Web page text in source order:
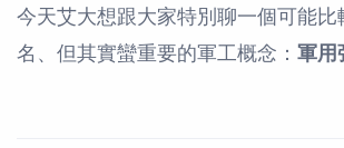
今天艾大想跟大家特別聊一個可能
名、但其實蠻重要的軍工概念： 軍用